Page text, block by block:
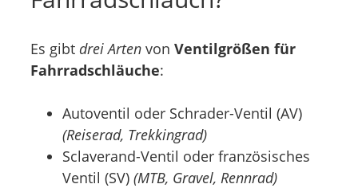
Es gibt drei Arten von Ventilgrößen für
Fahrradschläuche:
Autoventil oder Schrader-Ventil (AV)
(Reiserad, Trekkingrad)
Sclaverand-Ventil oder französisches
Ventil (SV) (MTB, Gravel, Rennrad)